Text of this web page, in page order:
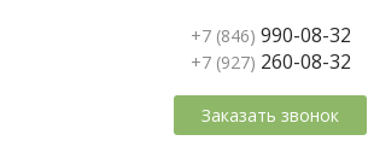
+7 (846) 990-08-32
+7 (927) 260-08-32
Заказать звонок